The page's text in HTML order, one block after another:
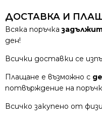
ДОСТАВКА И
Всяка поръчка
ден!
Всички доставки се
Плащане е възможно с
потвърждение на
Всичко закупено от